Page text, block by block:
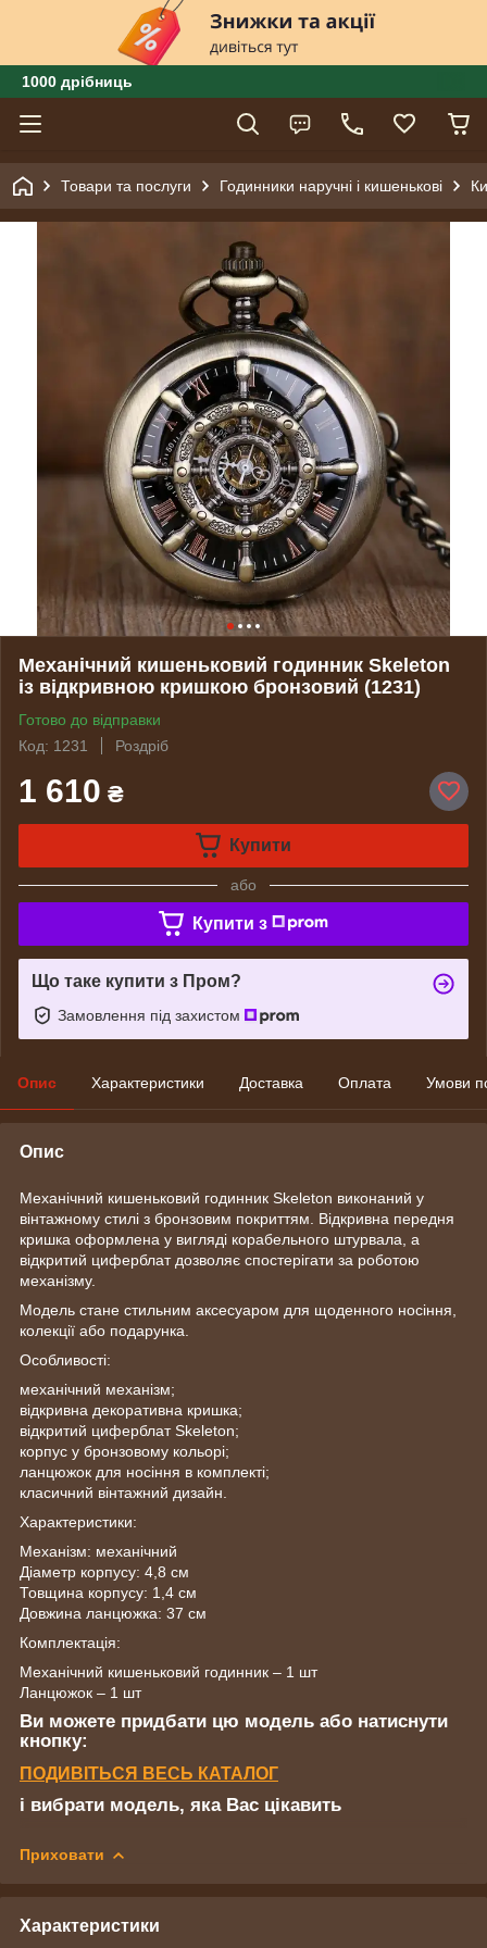
1000 дрібниць
Товари та послуги Годинники наручні і кишенькові
Механічний кишеньковий годинник Skeleton
із відкривною кришкою бронзовий (1231)
Готово до відправки
Код: 1231
Роздріб
1 610 ₴
Купити
або
Купити з
Що таке купити з Пром?
Замовлення під захистом
Опис Характеристики Доставка Оплата Умови
Опис
Механічний кишеньковий годинник Skeleton виконаний у
вінтажному стилі з бронзовим покриттям. Відкривна передня
кришка оформлена у вигляді корабельного штурвала, а
відкритий циферблат дозволяє спостерігати за роботою
механізму.
Модель стане стильним аксесуаром для щоденного носіння,
колекції або подарунка.
Особливості:
механічний механізм;
відкривна декоративна кришка;
відкритий циферблат Skeleton;
корпус у бронзовому кольорі;
ланцюжок для носіння в комплекті;
класичний вінтажний дизайн.
Характеристики:
Механізм: механічний
Діаметр корпусу: 4,8 см
Товщина корпусу: 1,4 см
Довжина ланцюжка: 37 см
Комплектація:
Механічний кишеньковий годинник – 1 шт
Ланцюжок – 1 шт
Ви можете придбати цю модель або натиснути
кнопку:
ПОДИВІТЬСЯ ВЕСЬ КАТАЛОГ
і вибрати модель, яка Вас цікавить
Приховати
Характеристики